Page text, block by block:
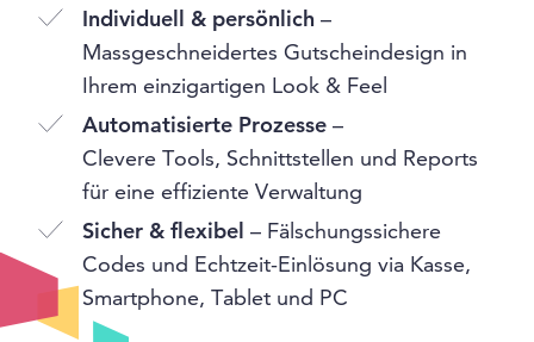
Individuell & persönlich –
Massgeschneidertes Gutscheindesign in
Ihrem einzigartigen Look & Feel
Automatisierte Prozesse –
Clevere Tools, Schnittstellen und Reports
für eine effiziente Verwaltung
Sicher & flexibel – Fälschungssichere
Codes und Echtzeit-Einlösung via Kasse,
Smartphone, Tablet und PC